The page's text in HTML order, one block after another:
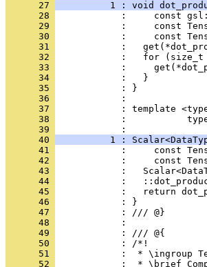
      27
1 : void
      28
:     const
      29
:     const
      30
:     const
      31
:
      32
:   for
      33
:
      34
            :   }
      35
            : }
      36
            :
      37
: template
      38
:
      39
:
      40
1 :
      41
:     const
      42
:     const
      43
:
      44
:
      45
:   return
      46
            : }
      47
            : /// @}
      48
            :
      49
            : /// @{
      50
            : /*!
      51
:  * \ingroup
      52
:  * \brief